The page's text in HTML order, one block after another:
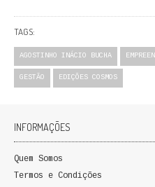
POLÍTICA
OUTROS TEMAS
TAGS:
AGOSTINHO INÁCIO BUCHA
GESTÃO EDIÇÕES COSMOS
INFORMAÇÕES
Quem Somos
Termos e Condições